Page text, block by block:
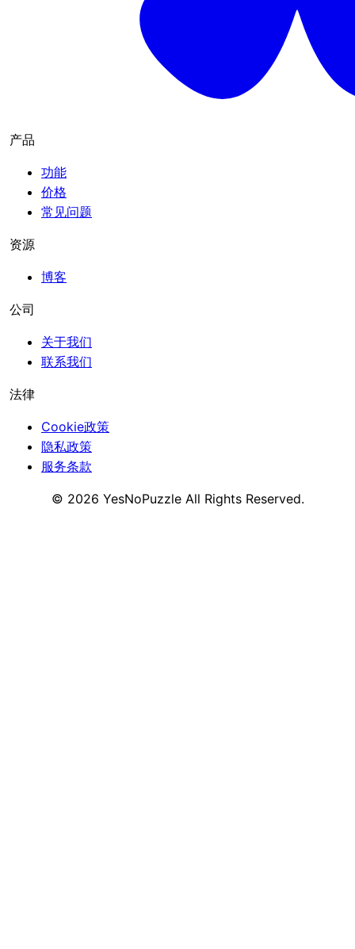
产品
功能
价格
常见问题
资源
博客
公司
关于我们
联系我们
法律
Cookie政策
隐私政策
服务条款
© 2026 YesNoPuzzleAll Rights Reserved.